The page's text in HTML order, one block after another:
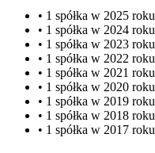
• 1 spółka w 2025 roku
• 1 spółka w 2024 roku
• 1 spółka w 2023 roku
• 1 spółka w 2022 roku
• 1 spółka w 2021 roku
• 1 spółka w 2020 roku
• 1 spółka w 2019 roku
• 1 spółka w 2018 roku
• 1 spółka w 2017 roku